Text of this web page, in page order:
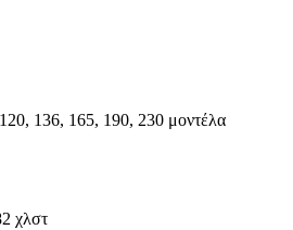
120, 136, 165, 190, 230 μοντέλα
χλστ